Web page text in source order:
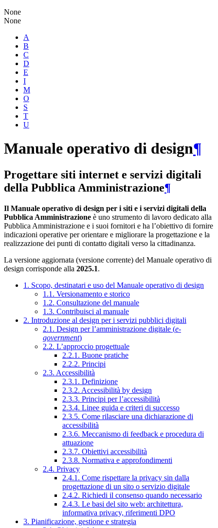
None
None
A
B
C
D
E
I
M
O
S
T
U
Manuale operativo di design¶
Progettare siti internet e servizi digitali
della Pubblica Amministrazione¶
Il Manuale operativo di design per i siti e i servizi digitali della
Pubblica Amministrazione è uno strumento di lavoro dedicato alla
Pubblica Amministrazione e i suoi fornitori e ha l’obiettivo di fornire
indicazioni operative per orientare e migliorare la progettazione e la
realizzazione dei punti di contatto digitali verso la cittadinanza.
La versione aggiornata (versione corrente) del Manuale operativo di
design corrisponde alla 2025.1.
1. Scopo, destinatari e uso del Manuale operativo di design
1.1. Versionamento e storico
1.2. Consultazione del manuale
1.3. Contribuisci al manuale
2. Introduzione al design per i servizi pubblici digitali
2.1. Design per l’amministrazione digitale (e-
government)
2.2. L’approccio progettuale
2.2.1. Buone pratiche
2.2.2. Principi
2.3. Accessibilità
2.3.1. Definizione
2.3.2. Accessibilità by design
2.3.3. Principi per l’accessibilità
2.3.4. Linee guida e criteri di successo
2.3.5. Come rilasciare una dichiarazione di
accessibilità
2.3.6. Meccanismo di feedback e procedura di
attuazione
2.3.7. Obiettivi accessibilità
2.3.8. Normativa e approfondimenti
2.4. Privacy
2.4.1. Come rispettare la privacy sin dalla
progettazione di un sito o servizio digitale
2.4.2. Richiedi il consenso quando necessario
2.4.3. Le basi del sito web: architettura,
informativa privacy, riferimenti DPO
3. Pianificazione, gestione e strategia